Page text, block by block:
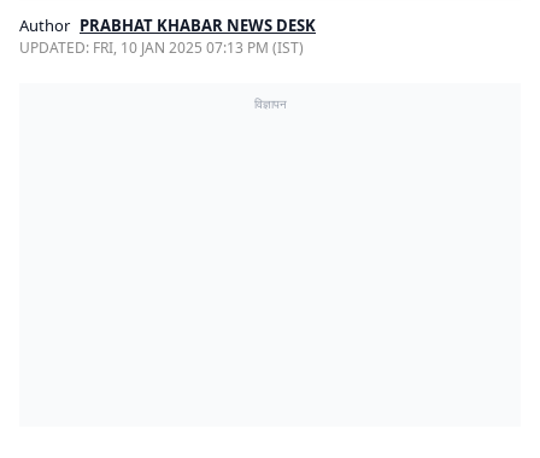
Author PRABHAT KHABAR NEWS DESK
UPDATED: FRI, 10 JAN 2025 07:13 PM (IST)
विज्ञापन